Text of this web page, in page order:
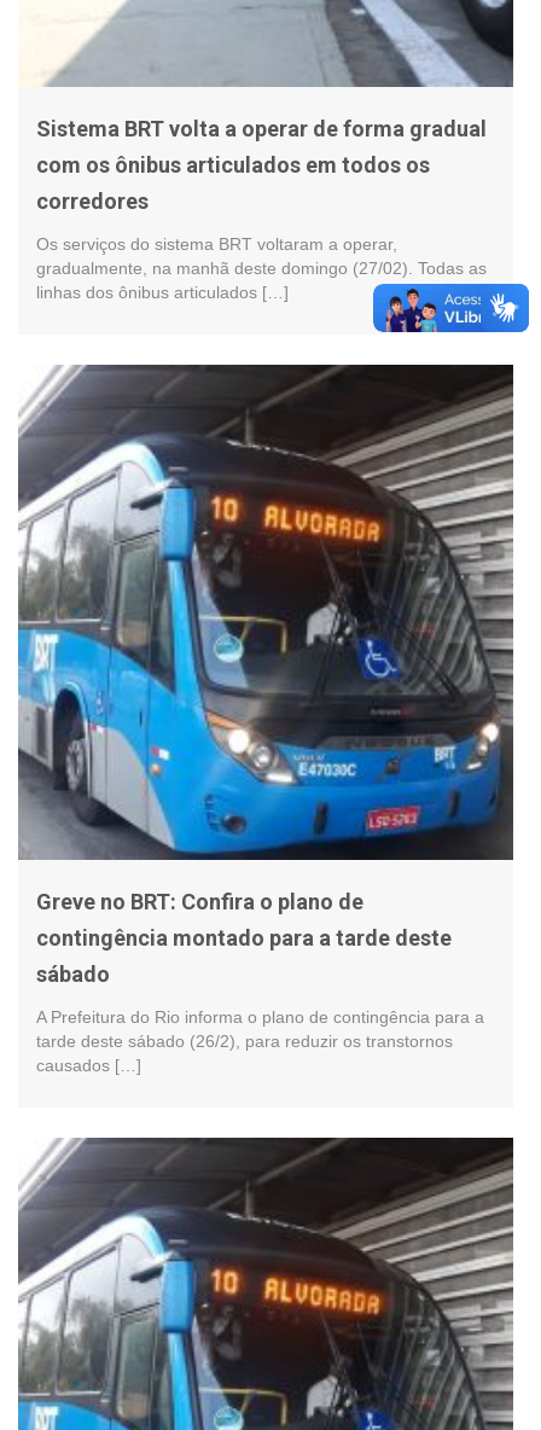
Sistema BRT volta a operar de forma gradual
com os ônibus articulados em todos os
corredores
Os serviços do sistema BRT voltaram a operar,
gradualmente, na manhã deste domingo (27/02). Todas as
linhas dos ônibus articulados […]
Greve no BRT: Confira o plano de
contingência montado para a tarde deste
sábado
A Prefeitura do Rio informa o plano de contingência para a
tarde deste sábado (26/2), para reduzir os transtornos
causados […]